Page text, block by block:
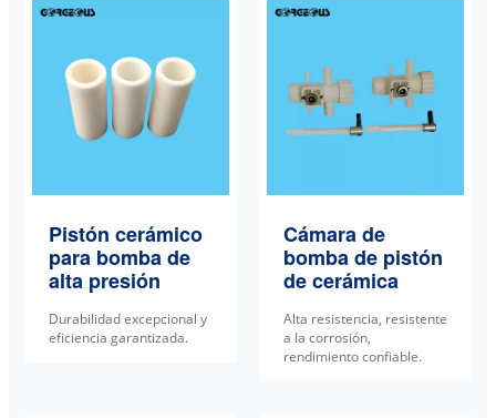
Pistón cerámico
para bomba de
alta presión
Durabilidad excepcional y
eficiencia garantizada.
Cámara de
bomba de pistón
de cerámica
Alta resistencia, resistente
a la corrosión,
rendimiento confiable.